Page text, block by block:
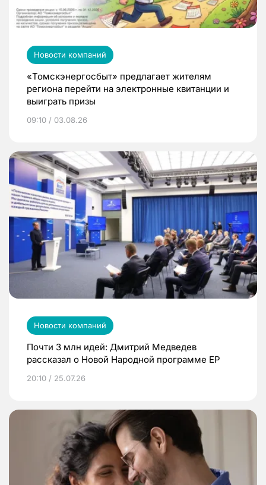
Новости компаний
«Томскэнергосбыт» предлагает жителям
региона перейти на электронные квитанции и
выиграть призы
09:10 / 03.08.26
Новости компаний
Почти 3 млн идей: Дмитрий Медведев
рассказал о Новой Народной программе ЕР
20:10 / 25.07.26